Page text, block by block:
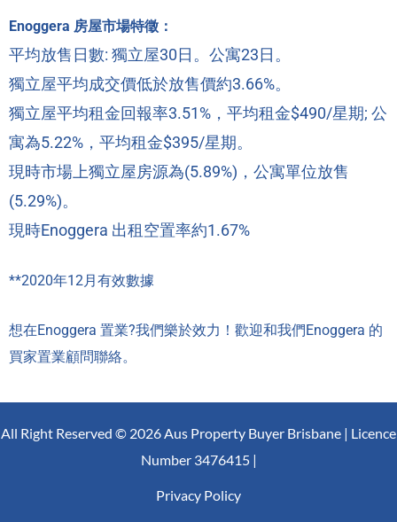
Enoggera 房屋市場特徵：
平均放售日數: 獨立屋30日。公寓23日。
獨立屋平均成交價低於放售價約3.66%。
獨立屋平均租金回報率3.51%，平均租金$490/星期; 公
寓為5.22%， 平均租金$395/星期。
現時市場上獨立屋房源為(5.89%)，公寓單位放售
(5.29%)。
現時Enoggera 出租空置率約1.67%
**2020年12月有效數據
想在Enoggera 置業?我們樂於效力！歡迎和我們Enoggera 的
買家置業顧問聯絡。
All Right Reserved © 2026 Aus Property Buyer Brisbane | Licence
Number 3476415 |
Privacy Policy